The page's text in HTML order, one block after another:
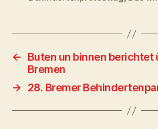
←
Buten un binnen berichtet
Bremen
→
28. Bremer